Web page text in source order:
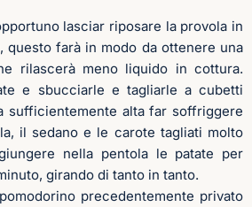
lasciar riposare la provola in
questo farà in modo da ottenere una
rilascerà meno liquido in cottura.
e sbucciarle e tagliarle a cubetti
sufficientemente alta far soffriggere
il sedano e le carote tagliati molto
nella pentola le patate per
girando di tanto in tanto.
precedentemente privato